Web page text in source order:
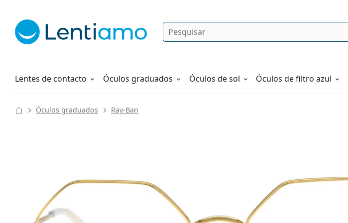
Pesquisar
Lentes de contacto
Líquidos Óculos graduados Óculos de sol Óculos de filtro azul
Como fazer um pedido
Óculos graduados Ray-Ban